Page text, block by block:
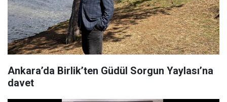
Ankara’da Birlik’ten Güdül Sorgun Yaylası’na
davet